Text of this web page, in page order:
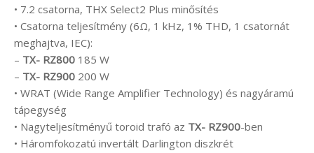
• 7.2 csatorna, THX Select2 Plus minősítés
• Csatorna teljesítmény (6Ω, 1 kHz, 1% THD, 1 csatornát
meghajtva, IEC):
– TX- RZ800 185 W
– TX- RZ900 200 W
• WRAT (Wide Range Amplifier Technology) és nagyáramú
tápegység
• Nagyteljesítményű toroid trafó az TX- RZ900-ben
• Háromfokozatú invertált Darlington diszkrét